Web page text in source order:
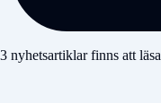
3 nyhetsartiklar finns att läsa